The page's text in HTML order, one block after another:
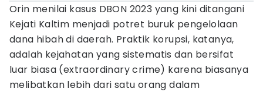
Orin menilai kasus DBON 2023 yang kini ditangani
Kejati Kaltim menjadi potret buruk pengelolaan
dana hibah di daerah. Praktik korupsi, katanya,
adalah kejahatan yang sistematis dan bersifat
luar biasa (extraordinary crime) karena biasanya
melibatkan lebih dari satu orang dalam